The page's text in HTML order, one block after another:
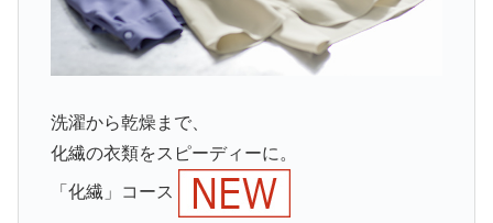
洗濯から乾燥まで、
化繊の衣類をスピーディーに。
「化繊」コース